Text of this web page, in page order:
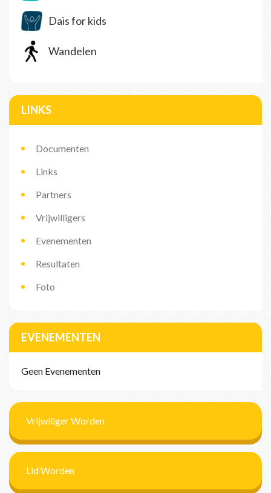
Dais for kids
Wandelen
LINKS
Documenten
Links
Partners
Vrijwilligers
Evenementen
Resultaten
Foto
EVENEMENTEN
Geen Evenementen
Vrijwiliger Worden
Lid Worden